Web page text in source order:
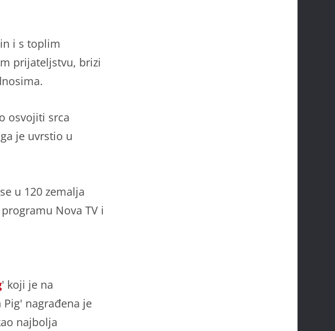
i s toplim
prijateljstvu, brizi
osvojiti srca
je uvrstio u
u 120 zemalja
Nova TV i
' koji je na
nagrađena je
najbolja